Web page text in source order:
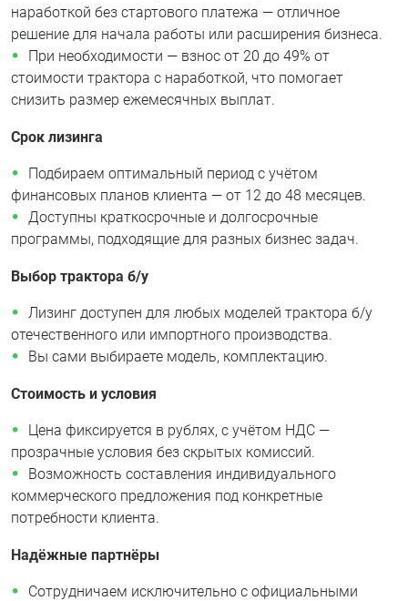
наработкой без стартового платежа — отличное
решение для начала работы или расширения бизнеса.
При необходимости — взнос от 20 до 49% от
стоимости трактора с наработкой, что помогает
снизить размер ежемесячных выплат.
Срок лизинга
Подбираем оптимальный период с учётом
финансовых планов клиента — от 12 до 48 месяцев.
Доступны краткосрочные и долгосрочные
программы, подходящие для разных бизнес задач.
Выбор трактора б/у
Лизинг доступен для любых моделей трактора б/у
отечественного или импортного производства.
Вы сами выбираете модель, комплектацию.
Стоимость и условия
Цена фиксируется в рублях, с учётом НДС —
прозрачные условия без скрытых комиссий.
Возможность составления индивидуального
коммерческого предложения под конкретные
потребности клиента.
Надёжные партнёры
Сотрудничаем исключительно с официальными